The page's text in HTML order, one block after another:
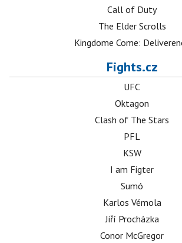
Call of Duty
The Elder Scrolls
Kingdome Come:
Fights.cz
UFC
Oktagon
Clash of The Stars
PFL
KSW
I am Figter
Sumó
Karlos Vémola
Jiří Procházka
Conor McGregor